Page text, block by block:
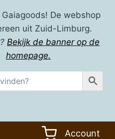
De webshop
uit Zuid-Limburg.
Bekijk de banner op de
homepage.
Account